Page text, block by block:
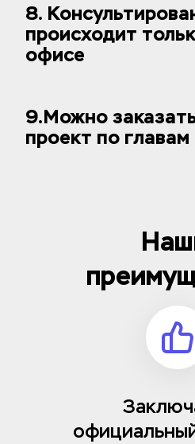
8.
происходит
офисе
9.Можно
проект по главам